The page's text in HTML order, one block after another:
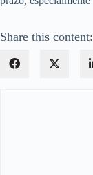
Share this content: